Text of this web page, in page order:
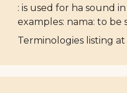
: is used for ha sound
examples: nama: to be
Terminologies listing at